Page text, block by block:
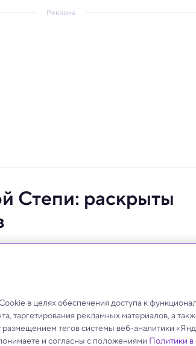
Реклама
Степи: раскрыты
для изучения генетического
в целях обеспечения доступа к
таргетирования рекламных материалов, а
размещением тегов системы веб-аналитики
и согласны с положениями Политики